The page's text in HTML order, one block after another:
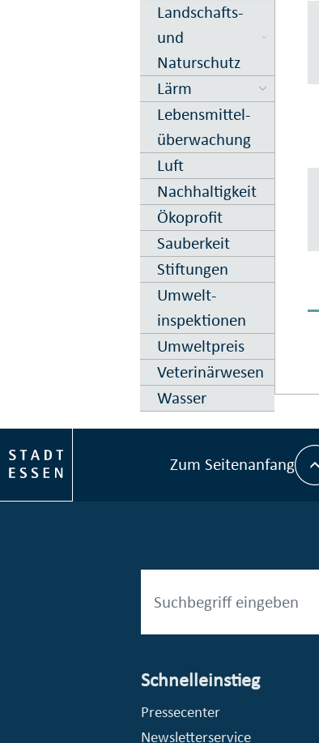
Landschafts-
und
Naturschutz
Lärm
Lebens­mittel­
über­wachung
Luft
Nachhaltig­keit
Ökoprofit
Sauberkeit
Stiftungen
Umwelt­
inspektionen
Umweltpreis
Veterinär­wesen
Wasser
Zum Seitenanfang
Schnelleinstieg
Pressecenter
Newsletterservice
© Stadt Essen, Presse- und Kommunikationsamt